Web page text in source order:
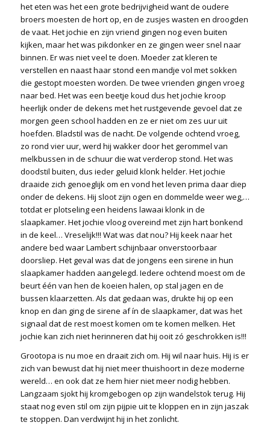
het eten was het een grote bedrijvigheid want de oudere
broers moesten de hort op, en de zusjes wasten en droogden
de vaat. Het jochie en zijn vriend gingen nog even buiten
kijken, maar het was pikdonker en ze gingen weer snel naar
binnen. Er was niet veel te doen. Moeder zat kleren te
verstellen en naast haar stond een mandje vol met sokken
die gestopt moesten worden. De twee vrienden gingen vroeg
naar bed. Het was een beetje koud dus het jochie kroop
heerlijk onder de dekens met het rustgevende gevoel dat ze
morgen geen school hadden en ze er niet om zes uur uit
hoefden. Bladstil was de nacht. De volgende ochtend vroeg,
zo rond vier uur, werd hij wakker door het gerommel van
melkbussen in de schuur die wat verderop stond. Het was
doodstil buiten, dus ieder geluid klonk helder. Het jochie
draaide zich genoeglijk om en vond het leven prima daar diep
onder de dekens. Hij sloot zijn ogen en dommelde weer weg,…
totdat er plotseling een heidens lawaai klonk in de
slaapkamer. Het jochie vloog overeind met zijn hart bonkend
in de keel… Vreselijk!!! Wat was dat nou? Hij keek naar het
andere bed waar Lambert schijnbaar onverstoorbaar
doorsliep. Het geval was dat de jongens een sirene in hun
slaapkamer hadden aangelegd. Iedere ochtend moest om de
beurt één van hen de koeien halen, op stal jagen en de
bussen klaarzetten. Als dat gedaan was, drukte hij op een
knop en dan ging de sirene af ín de slaapkamer, dat was het
signaal dat de rest moest komen om te komen melken. Het
jochie kan zich niet herinneren dat hij ooit zó geschrokken is!!!
Grootopa is nu moe en draait zich om. Hij wil naar huis. Hij is er
zich van bewust dat hij niet meer thuishoort in deze moderne
wereld… en ook dat ze hem hier niet meer nodig hebben.
Langzaam sjokt hij kromgebogen op zijn wandelstok terug. Hij
staat nog even stil om zijn pijpie uit te kloppen en in zijn jaszak
te stoppen. Dan verdwijnt hij in het zonlicht.